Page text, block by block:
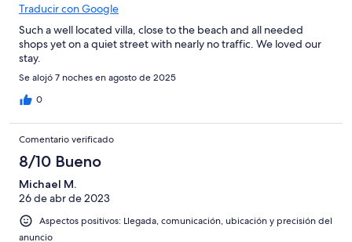
Horrible
Traducir con Google
Such a well located villa, close to the beach and all needed
shops yet on a quiet street with nearly no traffic. We loved our
stay.
Se alojó 7 noches en agosto de 2025
0
Comentario verificado
8/10 Bueno
Michael M.
26 de abr de 2023
Aspectos positivos: Llegada, comunicación, ubicación y precisión del
anuncio